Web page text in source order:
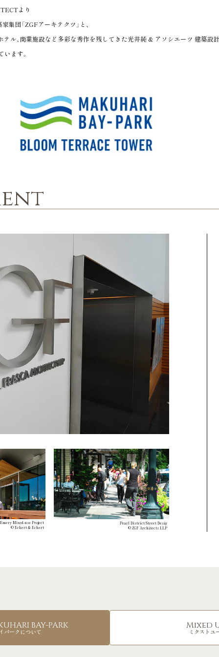
より
団「ZGFアーキテクツ」と、
ル、商業施設など多彩な秀作を残してきた光井純 & アソシエーツ 建築設計
ます。
Emery Mixed-use Project
© Eckert & Eckert
Pearl District Street Desig
© ZGF Architects LLP
BAY-PARK
パークについて
Mixed
ミクストユ